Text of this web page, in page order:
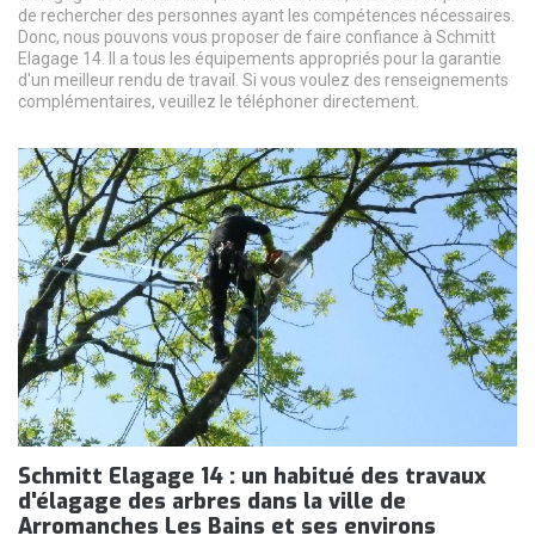
de rechercher des personnes ayant les compétences nécessaires.
Donc, nous pouvons vous proposer de faire confiance à Schmitt
Elagage 14. Il a tous les équipements appropriés pour la garantie
d'un meilleur rendu de travail. Si vous voulez des renseignements
complémentaires, veuillez le téléphoner directement.
Schmitt Elagage 14 : un habitué des travaux
d'élagage des arbres dans la ville de
Arromanches Les Bains et ses environs